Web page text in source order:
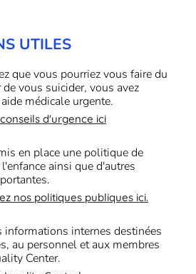
UTILES
que vous pourriez vous faire du
vous suicider, vous avez
médicale urgente.
d'urgence ici
en place une politique de
ainsi que d'autres
nos politiques publiques ici.
informations internes destinées
au personnel et aux membres
Center.